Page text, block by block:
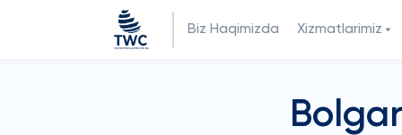
Biz Haqimizda Xizmatlarimiz